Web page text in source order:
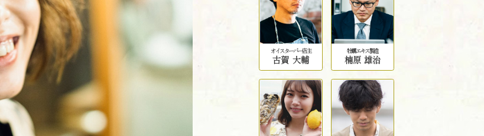
オイスターバー店主
古賀 大輔
牡蠣エキス製造
楠原 雄治